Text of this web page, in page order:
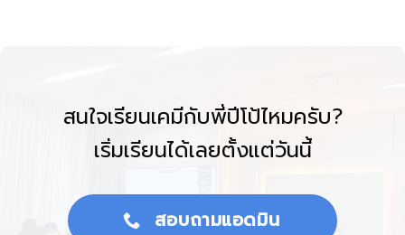
สนใจเรียนเคมีกับพี่ปีโป้ไหมครับ?
เริ่มเรียนได้เลยตั้งแต่วันนี้
สอบถามแอดมิน